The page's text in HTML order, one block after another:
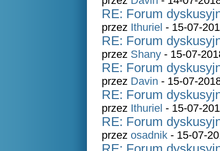
RE: Forum
przez Ithuriel - 15-07-
RE: Forum
przez Shany - 15-07-
RE: Forum
przez Davin - 15-07-
RE: Forum
przez Ithuriel - 15-07-
RE: Forum
przez osadnik - 15-07-